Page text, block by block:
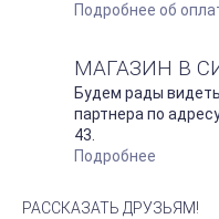
Подробнее об
МАГАЗИН В
Будем рады
партнера по
43.
Подробнее
РАССКАЗАТЬ ДРУЗЬЯМ!